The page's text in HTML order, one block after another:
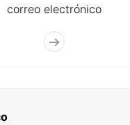
correo electrónico